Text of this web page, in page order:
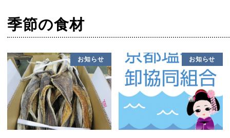
季節の食材
お知らせ お知らせ